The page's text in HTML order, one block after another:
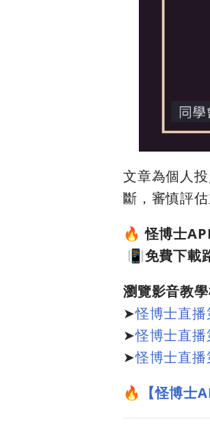
文章為個人
斷，審慎評
🔥 怪博士
📳免費下載
瀏覽影音教
➤怪博士直
➤怪博士直
➤怪博士直
🔥
【怪博士